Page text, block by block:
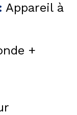
Appareil à
+